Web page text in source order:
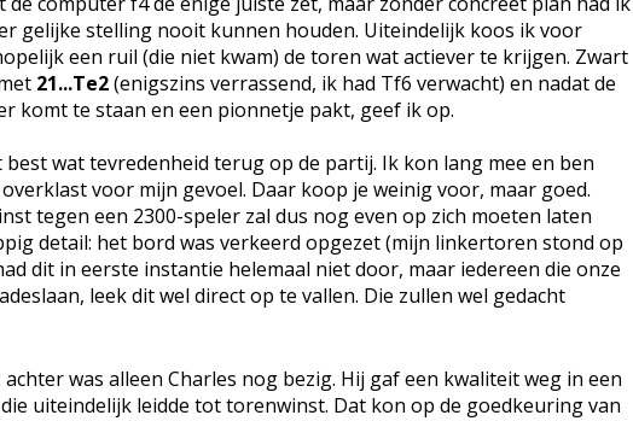
gelijke stelling nooit kunnen houden. Uiteindelijk koos ik voor
een ruil (die niet kwam) de toren wat actiever te krijgen. Zwart
21...Te2(enigszins verrassend, ik had Tf6 verwacht) en nadat de
komt te staan en een pionnetje pakt, geef ik op.
best wat tevredenheid terug op de partij. Ik kon lang mee en ben
voor mijn gevoel. Daar koop je weinig voor, maar goed.
tegen een 2300-speler zal dus nog even op zich moeten laten
detail: het bord was verkeerd opgezet (mijn linkertoren stond op
dit in eerste instantie helemaal niet door, maar iedereen die onze
leek dit wel direct op te vallen. Die zullen wel gedacht
achter was alleen Charles nog bezig. Hij gaf een kwaliteit weg in een
uiteindelijk leidde tot torenwinst. Dat kon op de goedkeuring van